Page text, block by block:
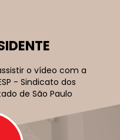
o vídeo com a
- Sindicato dos
de São Paulo